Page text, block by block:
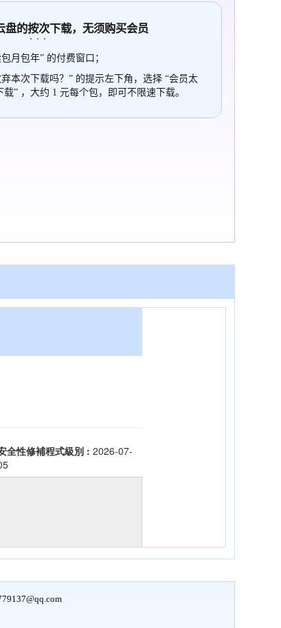
盘的按次下载，无须购买会员
月包年” 的付费窗口；
本次下载吗？” 的提示左下角，选择 “会员太
载” ，大约 1 元每个包，即可不限速下载。